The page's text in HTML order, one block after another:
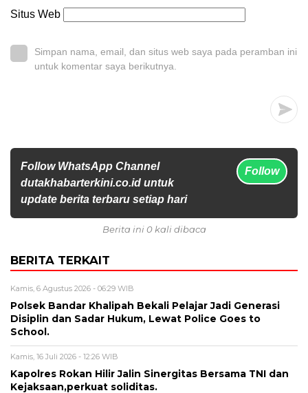
Situs Web
Simpan nama, email, dan situs web saya pada peramban ini
untuk komentar saya berikutnya.
Follow WhatsApp Channel
dutakhabarterkini.co.id untuk
update berita terbaru setiap hari
Follow
Berita ini 0 kali dibaca
BERITA TERKAIT
Kamis, 6 Agustus 2026 - 06:29 WIB
Polsek Bandar Khalipah Bekali Pelajar Jadi Generasi
Disiplin dan Sadar Hukum, Lewat Police Goes to
School.
Kamis, 16 Juli 2026 - 12:26 WIB
Kapolres Rokan Hilir Jalin Sinergitas Bersama TNI dan
Kejaksaan,perkuat soliditas.